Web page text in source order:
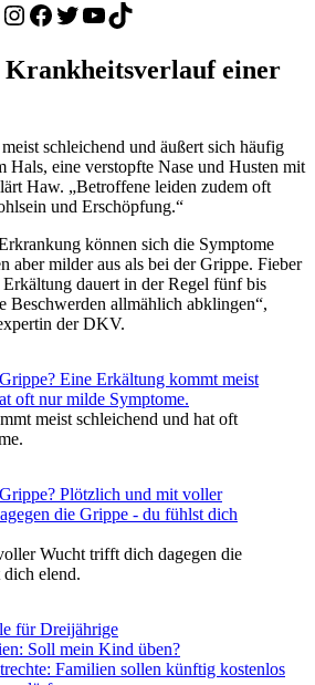
Instagram
Facebook
Twitter
YouTube
TikTok
Krankheitsverlauf einer
schleichend und äußert sich häufig
Hals, eine verstopfte Nase und Husten mit
Haw. „Betroffene leiden zudem oft
und Erschöpfung.“
können sich die Symptome
aber milder aus als bei der Grippe. Fieber
dauert in der Regel fünf bis
Beschwerden allmählich abklingen“,
der DKV.
meist schleichend und hat oft
Wucht trifft dich dagegen die
elend.
für Dreijährige
Soll mein Kind üben?
Familien sollen künftig kostenlos